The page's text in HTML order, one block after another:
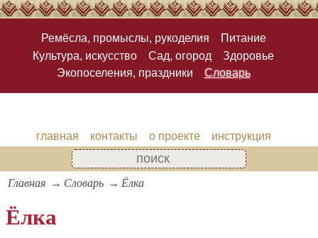
Ремёсла, промыслы, рукоделия
Питание
Культура, искусство
Сад, огород
Здоровье
Экопоселения, праздники
Словарь
главная контакты о проекте инструкция
Главная Словарь Ёлка
Ёлка